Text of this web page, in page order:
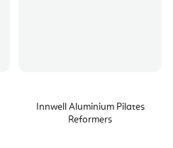
Innwell Aluminium Pilates
Reformers